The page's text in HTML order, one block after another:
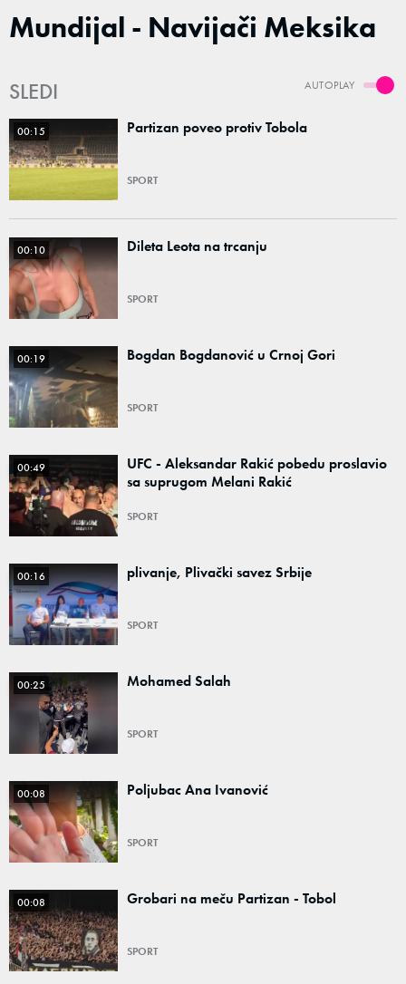
Mundijal - Navijači Meksika
AUTOPLAY
SLEDI
00:15 Partizan poveo protiv Tobola
SPORT
00:10 Dileta Leota na trcanju
SPORT
00:19 Bogdan Bogdanović u Crnoj Gori
SPORT
00:49
UFC - Aleksandar Rakić pobedu proslavio
sa suprugom Melani Rakić
SPORT
00:16 plivanje, Plivački savez Srbije
SPORT
00:25 Mohamed Salah
SPORT
00:08 Poljubac Ana Ivanović
SPORT
00:08 Grobari na meču Partizan - Tobol
SPORT